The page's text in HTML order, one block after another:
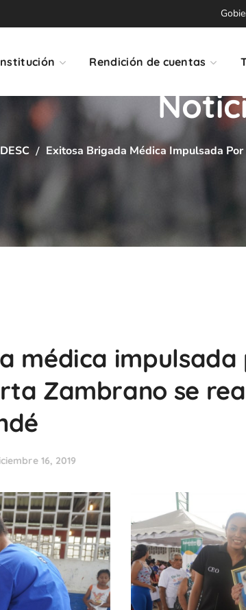
Rendición de cuentas
Exitosa Brigada Médica Impulsada
médica impulsada
Zambrano se
16, 2019